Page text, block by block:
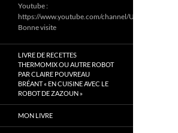
Youtube :
https://www.youtube.com/channel/
Bonne visite
LIVRE DE RECETTES
THERMOMIX OU AUTRE ROBOT
PAR CLAIRE POUVREAU
BRÉANT « EN CUISINE AVEC LE
ROBOT DE ZAZOUN »
MON LIVRE